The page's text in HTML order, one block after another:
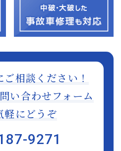
相談ください！
い合わせフォーム
軽にどうぞ
9271